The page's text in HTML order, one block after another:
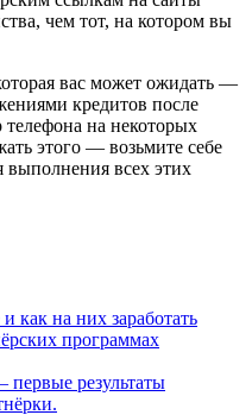
чем тот, на котором вы
вас может ожидать —
кредитов после
телефона на некоторых
этого — возьмите себе
выполнения всех этих
как на них заработать
программах
результаты